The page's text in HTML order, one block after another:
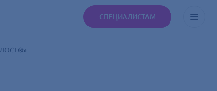
СПЕЦИАЛИСТАМ